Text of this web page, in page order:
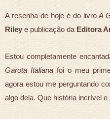
A resenha de hoje é do livroA
Rileye publicação daEditora
Estou completamente
Garota Italianafoi o meu
agora estou me perguntando
algo dela. Que história incrível e